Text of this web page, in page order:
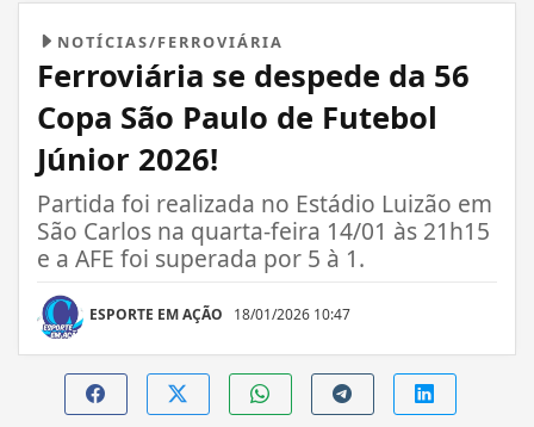
NOTÍCIAS/FERROVIÁRIA
Ferroviária se despede da 56
Copa São Paulo de Futebol
Júnior 2026!
Partida foi realizada no Estádio Luizão em
São Carlos na quarta-feira 14/01 às 21h15
e a AFE foi superada por 5 à 1.
ESPORTE EM AÇÃO 18/01/2026 10:47